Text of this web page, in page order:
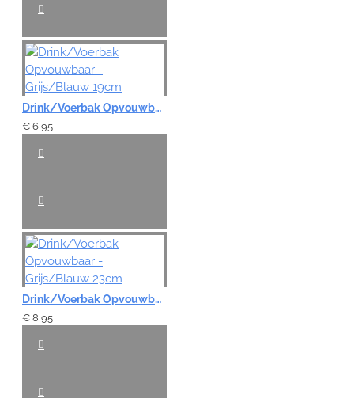
Drink/Voerbak Opvouwbaar - Grijs/Blauw 19cm
€ 6,95
Drink/Voerbak Opvouwbaar - Grijs/Blauw 23cm
€ 8,95